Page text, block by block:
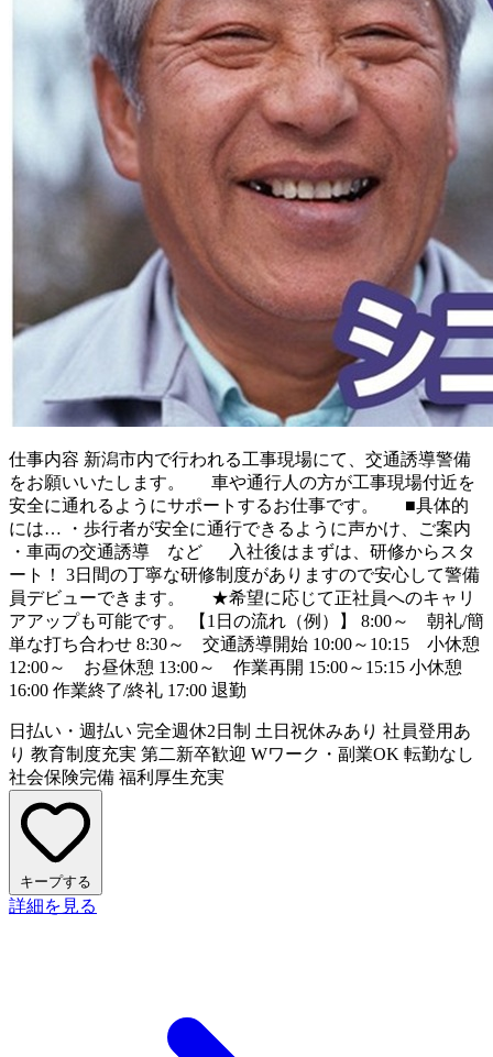
仕事内容 新潟市内で行われる工事現場にて、交通誘導警備
をお願いいたします。 車や通行人の方が工事現場付近を
安全に通れるようにサポートするお仕事です。 ■具体的
には… ・歩行者が安全に通行できるように声かけ、ご案内
・車両の交通誘導 など 入社後はまずは、研修からスタ
ート！ 3日間の丁寧な研修制度がありますので安心して警備
員デビューできます。 ★希望に応じて正社員へのキャリ
アアップも可能です。 【1日の流れ（例）】 8:00～ 朝礼/簡
単な打ち合わせ 8:30～ 交通誘導開始 10:00～10:15 小休憩
12:00～ お昼休憩 13:00～ 作業再開 15:00～15:15 小休憩
16:00 作業終了/終礼 17:00 退勤
日払い・週払い 完全週休2日制 土日祝休みあり 社員登用あ
り 教育制度充実 第二新卒歓迎 Wワーク・副業OK 転勤なし
社会保険完備 福利厚生充実
キープする
詳細を見る